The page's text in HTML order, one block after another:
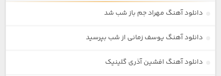
دانلود آهنگ مهراد جم باز شب شد
دانلود آهنگ یوسف زمانی از شب بپرسید
دانلود آهنگ افشین آذری گلینیک